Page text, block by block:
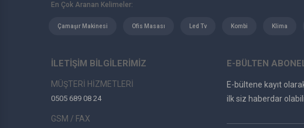
En Çok Aranan Kelimeler:
Çamaşır Makinesi Ofis Masası Led Tv Kombi Klima
İLETİŞİM BİLGİLERİMİZ
MÜŞTERİ HİZMETLERİ
0505 689 08 24
GSM / FAX
E-BÜLTEN
E-bültene kayıt
ilk siz haberdar